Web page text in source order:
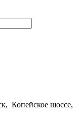
Копейское шоссе,